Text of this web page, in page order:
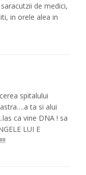
de medici,
in orele alea in
spitalului
ta si alui
ca vine DNA ! sa
LUI E